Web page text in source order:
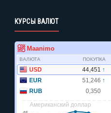
КУРСЫ ВАЛЮТ